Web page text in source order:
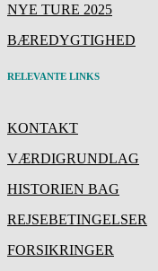
NYE TURE 2025
BÆREDYGTIGHED
RELEVANTE LINKS
KONTAKT
VÆRDIGRUNDLAG
HISTORIEN BAG
REJSEBETINGELSER
FORSIKRINGER